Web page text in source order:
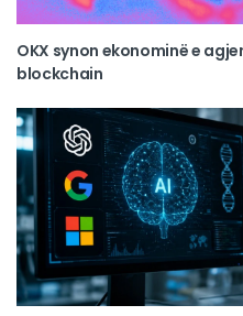
OKX synon ekonominë e
blockchain